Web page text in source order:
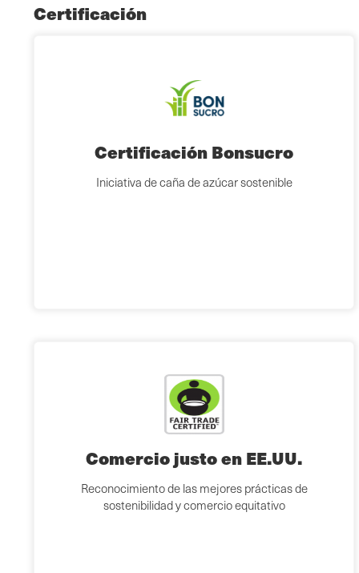
Certificación
Certificación Bonsucro
Iniciativa de caña de azúcar sostenible
Comercio justo en EE.UU.
Reconocimiento de las mejores prácticas de
sostenibilidad y comercio equitativo